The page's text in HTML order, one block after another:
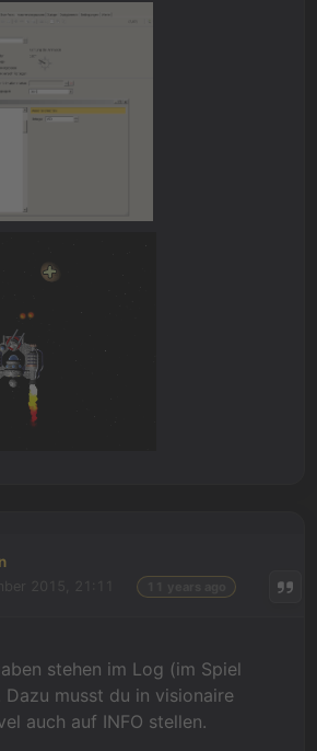
stehen im Log (im Spiel
Dazu musst du in visionaire
auch auf INFO stellen.